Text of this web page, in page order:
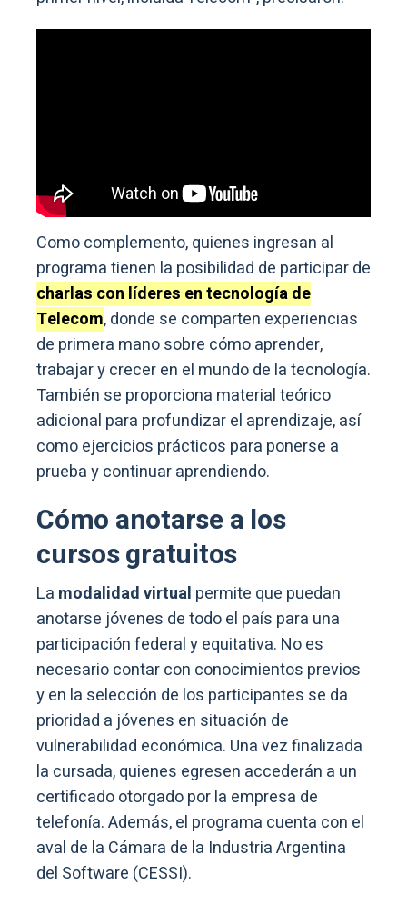
Como complemento, quienes ingresan al
programa tienen la posibilidad de participar de
charlas con líderes en tecnología de
Telecom, donde se comparten experiencias
de primera mano sobre cómo aprender,
trabajar y crecer en el mundo de la tecnología.
También se proporciona material teórico
adicional para profundizar el aprendizaje, así
como ejercicios prácticos para ponerse a
prueba y continuar aprendiendo.
Cómo anotarse a los
cursos gratuitos
La modalidad virtual permite que puedan
anotarse jóvenes de todo el país para una
participación federal y equitativa. No es
necesario contar con conocimientos previos
y en la selección de los participantes se da
prioridad a jóvenes en situación de
vulnerabilidad económica. Una vez finalizada
la cursada, quienes egresen accederán a un
certificado otorgado por la empresa de
telefonía. Además, el programa cuenta con el
aval de la Cámara de la Industria Argentina
del Software (CESSI).